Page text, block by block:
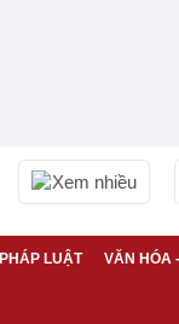
Xem nhiều
PHÁP LUẬT VĂN HÓA